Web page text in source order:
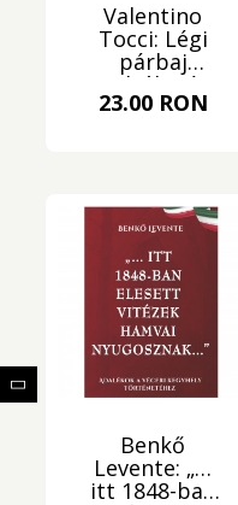
Valentino
Tocci: Légi
párbaj
(Tiltólistás
kötet)
23.00 RON
Benkő
Levente: „…
itt 1848-ban